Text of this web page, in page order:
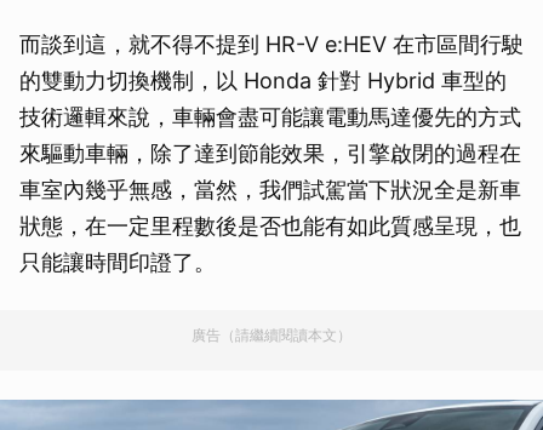
而談到這，就不得不提到 HR-V e:HEV 在市區間行駛
的雙動力切換機制，以 Honda 針對 Hybrid 車型的
技術邏輯來說，車輛會盡可能讓電動馬達優先的方式
來驅動車輛，除了達到節能效果，引擎啟閉的過程在
車室內幾乎無感，當然，我們試駕當下狀況全是新車
狀態，在一定里程數後是否也能有如此質感呈現，也
只能讓時間印證了。
廣告（請繼續閱讀本文）